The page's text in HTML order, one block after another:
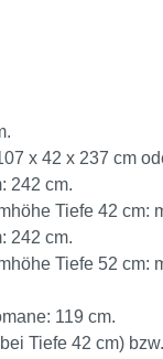
x 42 x 237 cm
242 cm.
Tiefe 42 cm:
242 cm.
Tiefe 52 cm:
119 cm.
Tiefe 42 cm)